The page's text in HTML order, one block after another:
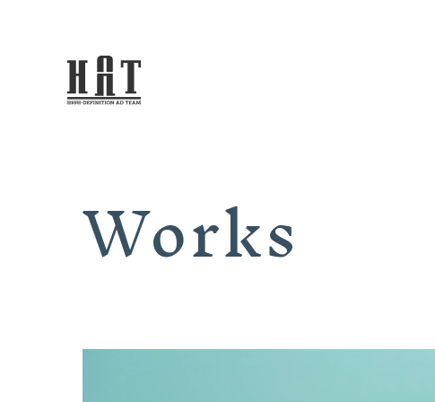
Works